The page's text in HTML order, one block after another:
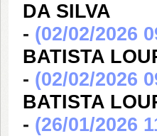
DA SILVA
- (02/02/2026
BATISTA
- (02/02/2026
BATISTA
- (26/01/2026